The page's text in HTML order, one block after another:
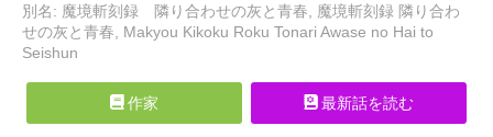
別名: 魔境斬刻録 隣り合わせの灰と青春, 魔境斬刻録 隣り合わ
せの灰と青春, Makyou Kikoku Roku Tonari Awase no Hai to
Seishun
作家 最新話を読む